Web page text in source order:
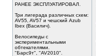
РАНЕЕ ЭКСПЛУАТИРОВАЛ.
Три лигерада различных схем:
AV55, AV57 и чешский Azub
Ibex (Василич).
Велосипеды с
экспериментальными
обтекателями.
"Барс9т", "AV2010".